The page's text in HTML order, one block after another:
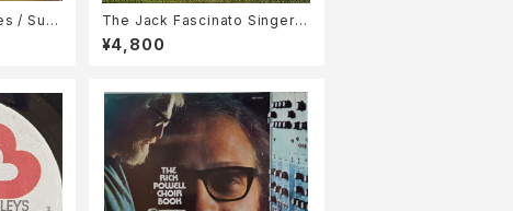
/ Sug
The Jack Fascinato Singers
/ Sing A Song Of Tennis
¥4,800